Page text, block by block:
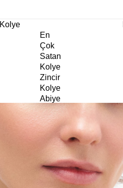
Kolye
En
Çok
Satan
Kolye
Zincir
Kolye
Abiye
Kolye
Göz
Kolye
Charm
Doğaltaş
Kolye